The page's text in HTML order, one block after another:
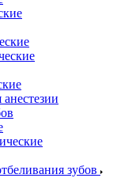
зубов